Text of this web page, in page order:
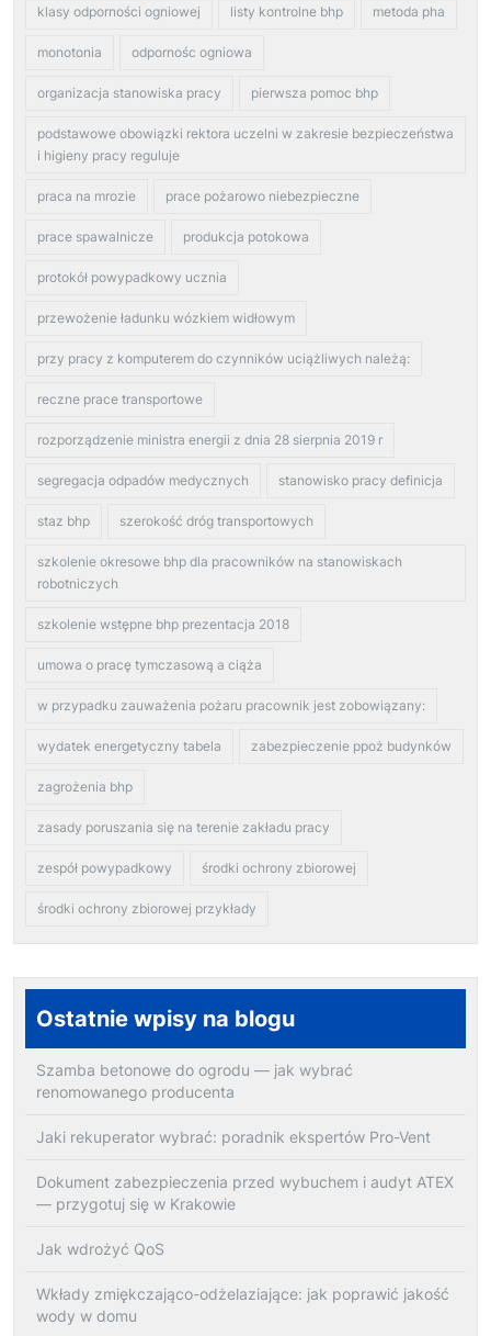
klasy odporności ogniowej listy kontrolne bhp metoda pha
monotonia odpornośc ogniowa
organizacja stanowiska pracy pierwsza pomoc bhp
podstawowe obowiązki rektora uczelni w zakresie bezpieczeństwa
i higieny pracy reguluje
praca na mrozie prace pożarowo niebezpieczne
prace spawalnicze produkcja potokowa
protokół powypadkowy ucznia
przewożenie ładunku wózkiem widłowym
przy pracy z komputerem do czynników uciążliwych należą:
reczne prace transportowe
rozporządzenie ministra energii z dnia 28 sierpnia 2019 r
segregacja odpadów medycznych stanowisko pracy definicja
staz bhp szerokość dróg transportowych
szkolenie okresowe bhp dla pracowników na stanowiskach
robotniczych
szkolenie wstępne bhp prezentacja 2018
umowa o pracę tymczasową a ciąża
w przypadku zauważenia pożaru pracownik jest zobowiązany:
wydatek energetyczny tabela zabezpieczenie ppoż budynków
zagrożenia bhp
zasady poruszania się na terenie zakładu pracy
zespół powypadkowy środki ochrony zbiorowej
środki ochrony zbiorowej przykłady
Ostatnie wpisy na blogu
Szamba betonowe do ogrodu — jak wybrać
renomowanego producenta
Jaki rekuperator wybrać: poradnik ekspertów Pro-Vent
Dokument zabezpieczenia przed wybuchem i audyt ATEX
— przygotuj się w Krakowie
Jak wdrożyć QoS
Wkłady zmiękczająco-odżelaziające: jak poprawić jakość
wody w domu